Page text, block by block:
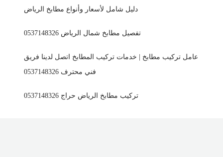
دليل شامل لأسعار وأنواع مطابخ الرياض
تفصيل مطابخ شمال الرياض 0537148326
عامل تركيب مطابخ | خدمات تركيب المطابخ اتصل لدينا فريق
فني محترف 0537148326
تركيب مطابخ الرياض حراج 0537148326